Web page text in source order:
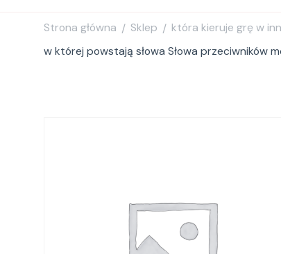
Strona główna / Sklep / która kieruje grę w
w której powstają słowa Słowa przeciwników